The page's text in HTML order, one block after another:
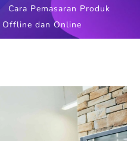
Cara Pemasaran Produk
Offline dan Online